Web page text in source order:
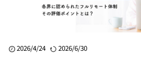
2026/4/24 2026/6/30